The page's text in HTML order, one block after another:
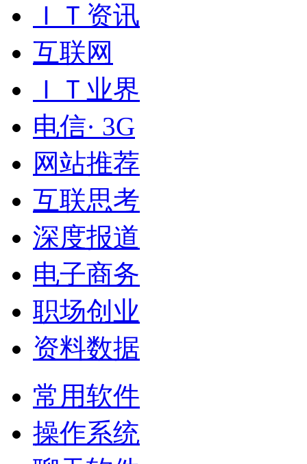
ＩＴ资讯
互联网
ＩＴ业界
电信· 3G
网站推荐
互联思考
深度报道
电子商务
职场创业
资料数据
常用软件
操作系统